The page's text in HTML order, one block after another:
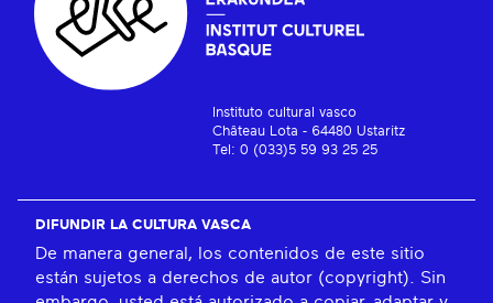
Instituto cultural vasco
Château Lota - 64480 Ustaritz
Tel: 0 (033)5 59 93 25 25
DIFUNDIR LA CULTURA VASCA
De manera general, los contenidos de este sitio
están sujetos a derechos de autor (copyright). Sin